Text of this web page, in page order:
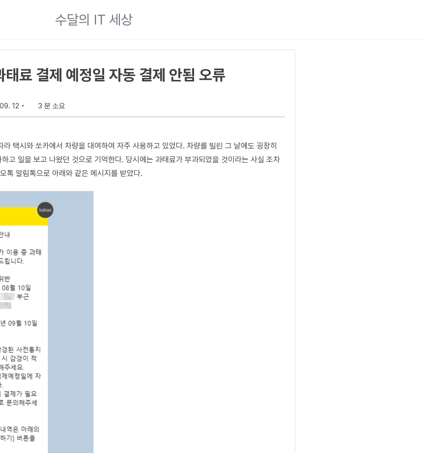
수달의 IT 세상
태료 결제 예정일 자동 결제 안됨 오류
12 3 분 소요
택시와 쏘카에서 차량을 대여하여 자주 사용하고 있었다. 차량를 빌린 그 날에도 굉장히
고 일을 보고 나왔던 것으로 기억한다. 당시에는 과태료가 부과되었을 것이라는 사실 조차
톡 알림톡으로 아래와 같은 메시지를 받았다.